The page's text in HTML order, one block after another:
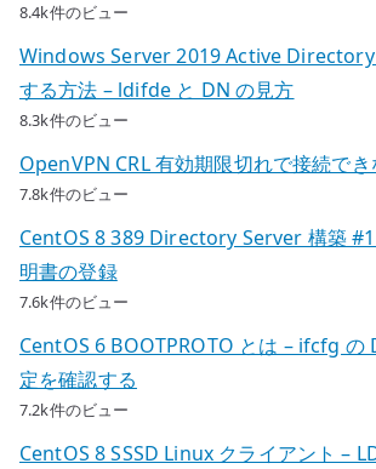
8.4k件のビュー
Windows Server 2019 Active Directory
する方法 – ldifde と DN の見方
8.3k件のビュー
OpenVPN CRL 有効期限切れで接続で
7.8k件のビュー
CentOS 8 389 Directory Server 構築 #1
明書の登録
7.6k件のビュー
CentOS 6 BOOTPROTO とは – ifcfg の
定を確認する
7.2k件のビュー
CentOS 8 SSSD Linux クライアント –